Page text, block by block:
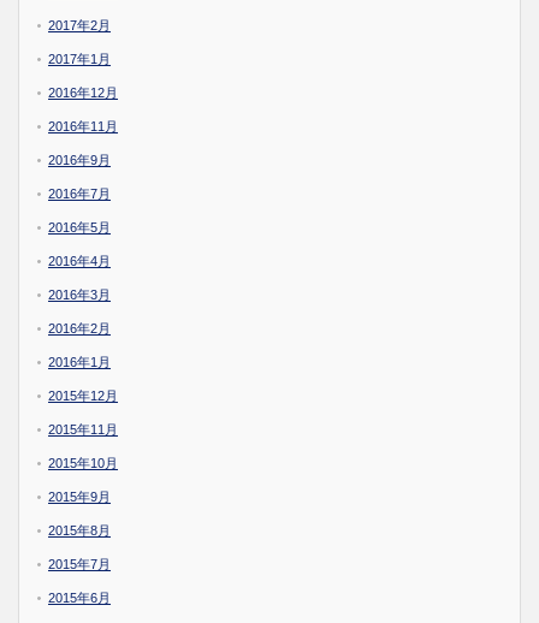
2017年2月
2017年1月
2016年12月
2016年11月
2016年9月
2016年7月
2016年5月
2016年4月
2016年3月
2016年2月
2016年1月
2015年12月
2015年11月
2015年10月
2015年9月
2015年8月
2015年7月
2015年6月